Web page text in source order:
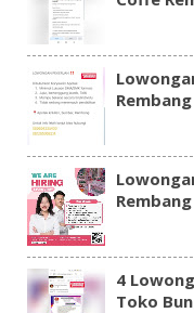
Rembang
Rembang
4
Toko